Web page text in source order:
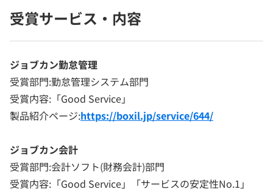
受賞サービス・内容
ジョブカン勤怠管理
受賞部門:勤怠管理システム部門
受賞内容:「Good Service」
製品紹介ページ:https://boxil.jp/service/644/
ジョブカン会計
受賞部門:会計ソフト(財務会計)部門
受賞内容:「Good Service」「サービスの安定性No.1」